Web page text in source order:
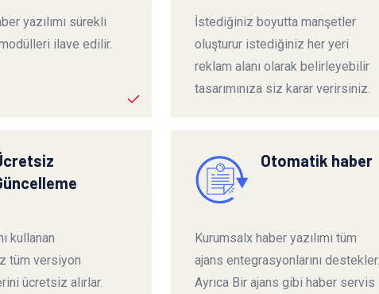
yazılımı sürekli
ilave edilir.
İstediğiniz boyutta manşetler
oluşturur istediğiniz her yeri
reklam alanı olarak belirleyebilir
tasarımınıza siz karar verirsiniz.
kullanan
tüm versiyon
ücretsiz alırlar.
Otomatik haber
Kurumsalx haber yazılımı tüm
ajans entegrasyonlarını destekler.
Ayrıca Bir ajans gibi haber servis